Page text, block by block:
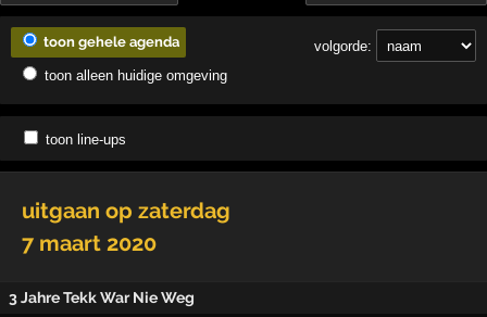
volgorde:
toon gehele agenda
toon alleen huidige omgeving
toon line-ups
uitgaan op zaterdag
7 maart 2020
3 Jahre Tekk War Nie Weg